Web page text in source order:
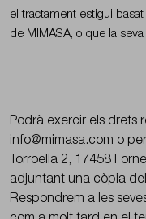
el tractament estigui
de MIMASA, o que la
Podrà exercir els drets
info@mimasa.com o
Torroella 2, 17458
adjuntant una còpia
Respondrem a les